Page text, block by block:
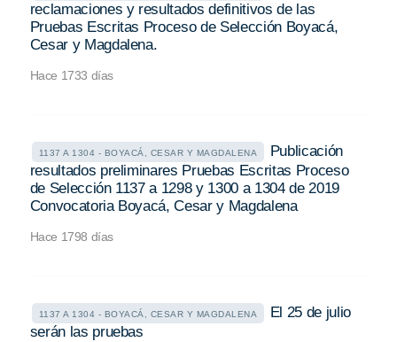
reclamaciones y resultados definitivos de las
Pruebas Escritas Proceso de Selección Boyacá,
Cesar y Magdalena.
Hace 1733 días
1137 A 1304 - BOYACÁ, CESAR Y MAGDALENA
Publicación
resultados preliminares Pruebas Escritas Proceso
de Selección 1137 a 1298 y 1300 a 1304 de 2019
Convocatoria Boyacá, Cesar y Magdalena
Hace 1798 días
1137 A 1304 - BOYACÁ, CESAR Y MAGDALENA
El 25 de julio
serán las pruebas